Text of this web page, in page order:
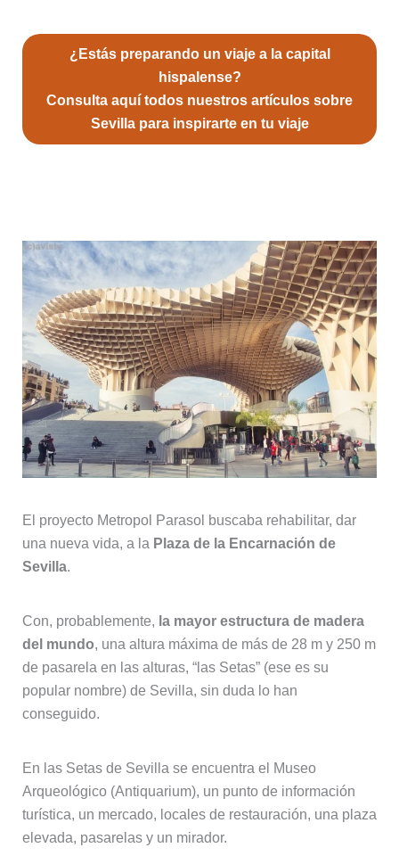
¿Estás preparando un viaje a la capital
hispalense?
Consulta aquí todos nuestros artículos sobre
Sevilla para inspirarte en tu viaje
El proyecto Metropol Parasol buscaba rehabilitar, dar
una nueva vida, a la Plaza de la Encarnación de
Sevilla.
Con, probablemente, la mayor estructura de madera
del mundo, una altura máxima de más de 28 m y 250 m
de pasarela en las alturas, “las Setas” (ese es su
popular nombre) de Sevilla, sin duda lo han
conseguido.
En las Setas de Sevilla se encuentra el Museo
Arqueológico (Antiquarium), un punto de información
turística, un mercado, locales de restauración, una plaza
elevada, pasarelas y un mirador.